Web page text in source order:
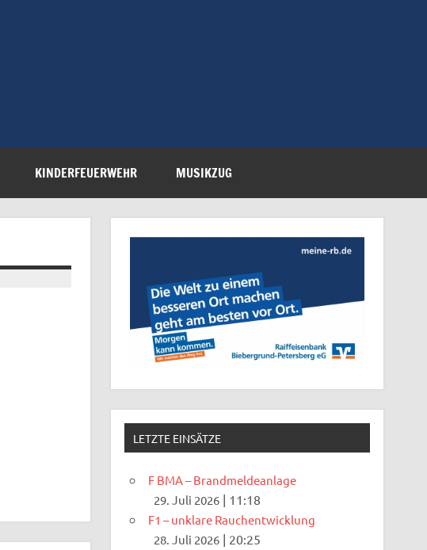
KINDERFEUERWEHR MUSIKZUG
LETZTE EINSÄTZE
F BMA – Brandmeldeanlage
29. Juli 2026 | 11:18
F1 – unklare Rauchentwicklung
28. Juli 2026 | 20:25